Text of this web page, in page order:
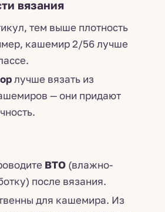
вязания
тем выше плотность
кашемир 2/56 лучше
лучше вязать из
— они придают
ВТО (влажно-
после вязания.
для кашемира. Из